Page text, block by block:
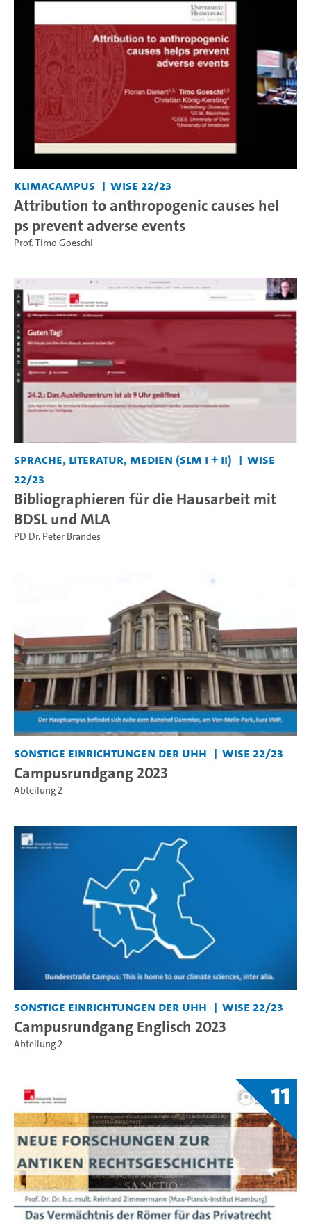
KlimaCampus WiSe 22/23
Attribution to anthropogenic causes hel
ps prevent adverse events
Prof. Timo Goeschl
Sprache, Literatur, Medien (SLM I + II)
WiSe
22/23
Bibliographieren für die Hausarbeit mit
BDSL und MLA
PD Dr. Peter Brandes
Sonstige Einrichtungen der UHH WiSe 22/23
Campusrundgang 2023
Abteilung 2
Sonstige Einrichtungen der UHH WiSe 22/23
Campusrundgang Englisch 2023
Abteilung 2
11